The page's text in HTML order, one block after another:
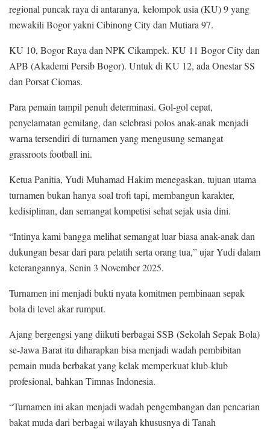
regional puncak raya di antaranya, kelompok usia (KU) 9 yang
mewakili Bogor yakni Cibinong City dan Mutiara 97.
KU 10, Bogor Raya dan NPK Cikampek. KU 11 Bogor City dan
APB (Akademi Persib Bogor). Untuk di KU 12, ada Onestar SS
dan Porsat Ciomas.
Para pemain tampil penuh determinasi. Gol-gol cepat,
penyelamatan gemilang, dan selebrasi polos anak-anak menjadi
warna tersendiri di turnamen yang mengusung semangat
grassroots football ini.
Ketua Panitia, Yudi Muhamad Hakim menegaskan, tujuan utama
turnamen bukan hanya soal trofi tapi, membangun karakter,
kedisiplinan, dan semangat kompetisi sehat sejak usia dini.
“Intinya kami bangga melihat semangat luar biasa anak-anak dan
dukungan besar dari para pelatih serta orang tua,” ujar Yudi dalam
keterangannya, Senin 3 November 2025.
Turnamen ini menjadi bukti nyata komitmen pembinaan sepak
bola di level akar rumput.
Ajang bergengsi yang diikuti berbagai SSB (Sekolah Sepak Bola)
se-Jawa Barat itu diharapkan bisa menjadi wadah pembibitan
pemain muda berbakat yang kelak memperkuat klub-klub
profesional, bahkan Timnas Indonesia.
“Turnamen ini akan menjadi wadah pengembangan dan pencarian
bakat muda dari berbagai wilayah khususnya di Tanah